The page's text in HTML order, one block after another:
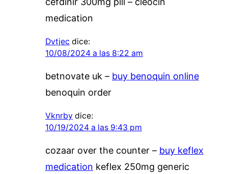
medication
Dvtjec dice:
10/08/2024 a las 8:22 am
betnovate uk – buy benoquin online
benoquin order
Vknrby dice:
10/19/2024 a las 9:43 pm
cozaar over the counter – buy keflex
medication keflex 250mg generic